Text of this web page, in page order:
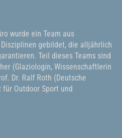
wurde ein Team aus
gebildet, die alljährlich
Teil dieses Teams sind
(Glaziologin, Wissenschaftlerin
Dr. Ralf Roth (Deutsche
Outdoor Sport und